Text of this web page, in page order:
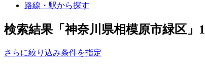
路線・駅から探す
検索結果「神奈川県相模原市緑区」 1
さらに絞り込み条件を指定